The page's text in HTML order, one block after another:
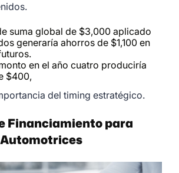
suma global de $3,000 aplicado
generaría ahorros de $1,100 en
en el año cuatro produciría
$400,
del timing estratégico.
Financiamiento para